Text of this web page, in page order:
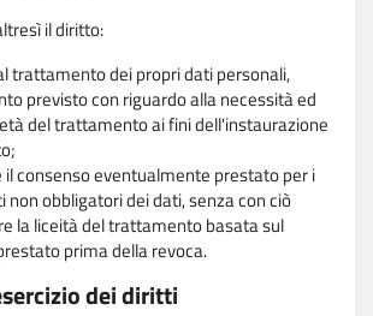
il diritto:
trattamento dei propri dati personali,
previsto con riguardo alla necessità ed
del trattamento ai fini dell'instaurazione
il consenso eventualmente prestato per i
obbligatori dei dati, senza con ciò
la liceità del trattamento basata sul
prima della revoca.
dei diritti